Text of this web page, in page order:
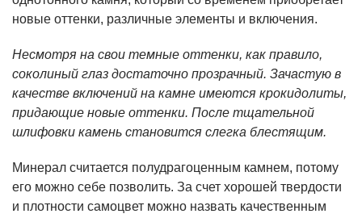
новые оттенки, различные элементы и включения.
Несмотря на свои темные оттенки, как правило,
соколиный глаз достаточно прозрачный. Зачастую в
качестве включений на камне имеются крокидолиты,
придающие новые оттенки. После тщательной
шлифовки камень становится слегка блестящим.
Минерал считается полудрагоценным камнем, потому
его можно себе позволить. За счет хорошей твердости
и плотности самоцвет можно назвать качественным